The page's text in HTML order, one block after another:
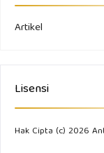
Artikel
Lisensi
Hak Cipta (c) 2026